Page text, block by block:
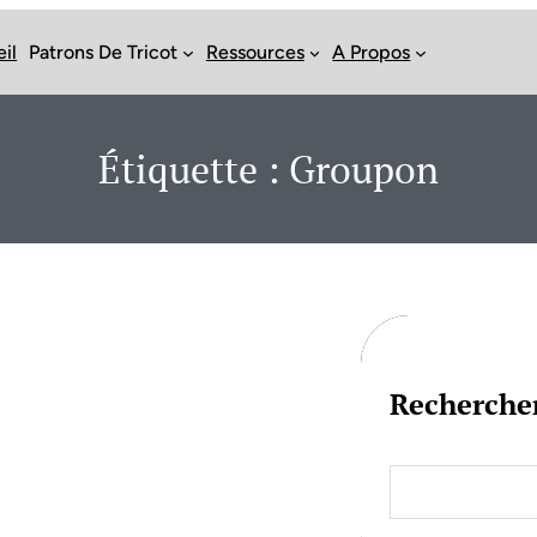
Patrons De Tricot Ressources A Propos
Étiquette : Groupon
a